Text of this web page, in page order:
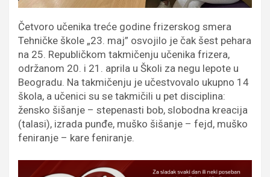
Četvoro učenika treće godine frizerskog smera
Tehničke škole „23. maj” osvojilo je čak šest pehara
na 25. Republičkom takmičenju učenika frizera,
održanom 20. i 21. aprila u Školi za negu lepote u
Beogradu. Na takmičenju je učestvovalo ukupno 14
škola, a učenici su se takmičili u pet disciplina:
žensko šišanje – stepenasti bob, slobodna kreacija
(talasi), izrada punđe, muško šišanje – fejd, muško
feniranje – kare feniranje.